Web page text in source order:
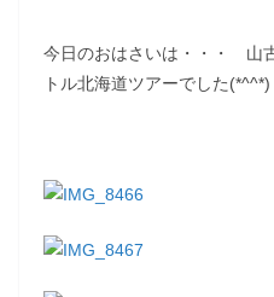
今日のおはさいは・・・
トル北海道ツアーでした(*^^*)